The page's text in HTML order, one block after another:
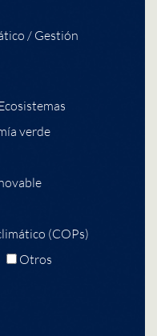
/ Gestión
verde
(COPs)
Otros